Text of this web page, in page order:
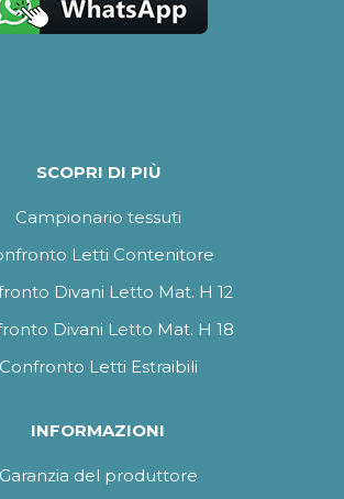
SCOPRI DI PIÙ
Campionario tessuti
Letti Contenitore
Divani Letto Mat. H 12
Divani Letto Mat. H 18
Confronto Letti Estraibili
INFORMAZIONI
Garanzia del produttore